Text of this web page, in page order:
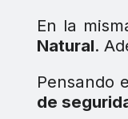
En la
Natural.
Pensando
de